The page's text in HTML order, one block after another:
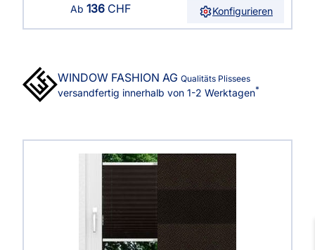
Ab 136 CHF Konfigurieren
WINDOW FASHION AG Qualitäts Plissees
versandfertig innerhalb von 1-2 Werktagen*